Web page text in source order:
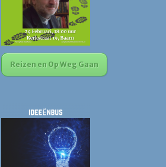
Reizen en Op Weg Gaan